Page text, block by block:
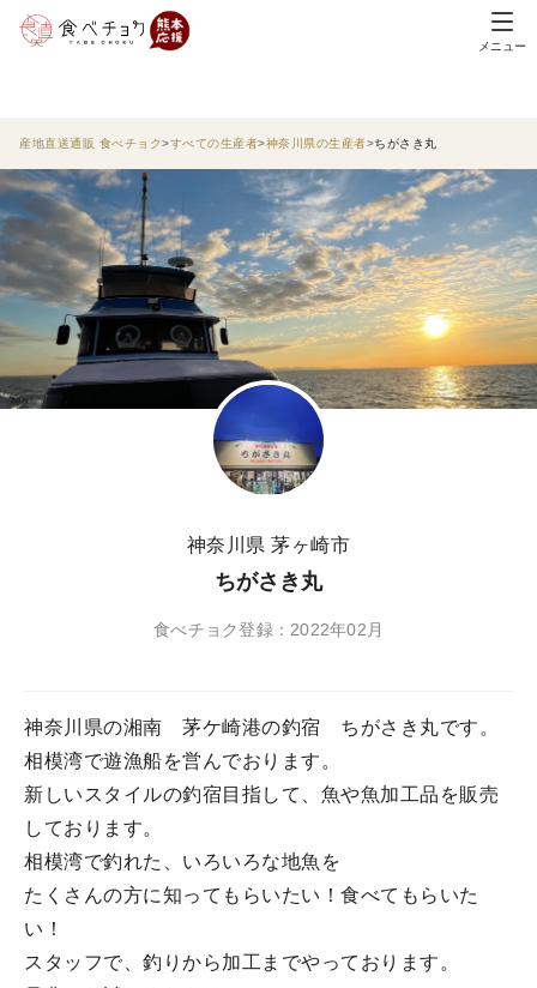
メニュー
産地直送通販 食べチョク すべての生産者 神奈川県の生産者 ちがさき丸
神奈川県 茅ヶ崎市
ちがさき丸
食べチョク登録：2022年02月
神奈川県の湘南 茅ケ崎港の釣宿 ちがさき丸です。
相模湾で遊漁船を営んでおります。
新しいスタイルの釣宿目指して、魚や魚加工品を販売
しております。
相模湾で釣れた、いろいろな地魚を
たくさんの方に知ってもらいたい！食べてもらいた
い！
スタッフで、釣りから加工までやっております。